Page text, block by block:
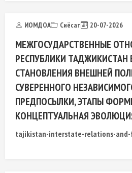
ИОМДОА Сиёсат 20-07-2026
МЕЖГОСУДАРСТВЕННЫЕ
РЕСПУБЛИКИ ТАДЖИКИСТАН
СТАНОВЛЕНИЯ ВНЕШНЕЙ
СУВЕРЕННОГО
ПРЕДПОСЫЛКИ, ЭТАПЫ
КОНЦЕПТУАЛЬНАЯ
tajikistan-interstate-relations-